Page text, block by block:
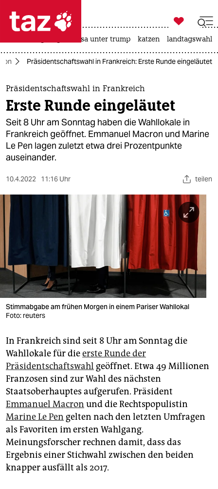
 taz zahl ich
taz zahl ich
themen
politik
öko
gesellschaft
kultur
sport
berlin
nord
wahrheit
verlag
verlag
shop
fragen & hilfe
unterstützen
abo
genossenschaft
epaper login

taz zahl ich
usa unter trump katzen landtagswahl
Präsidentschaftswahl in Frankreich: Erste Runde eingeläutet
Präsidentschaftswahl in Frankreich
Erste Runde eingeläutet
Seit 8 Uhr am Sonntag haben die Wahllokale in
Frankreich geöffnet. Emmanuel Macron und Marine
Le Pen lagen zuletzt etwa drei Prozentpunkte
auseinander.
10.4.2022 11:16 Uhr teilen
Stimmabgabe am frühen Morgen in einem Pariser Wahllokal
Foto: reuters
In Frankreich sind seit 8 Uhr am Sonntag die
Wahllokale für dieerste Runde der
Präsidentschaftswahl geöffnet. Etwa 49 Millionen
Franzosen sind zur Wahl des nächsten
Staatsoberhauptes aufgerufen. Präsident
Emmanuel Macron und die Rechtspopulistin
Marine Le Pen gelten nach den letzten Umfragen
als Favoriten im ersten Wahlgang.
Meinungsforscher rechnen damit, dass das
Ergebnis einer Stichwahl zwischen den beiden
knapper ausfällt als 2017.